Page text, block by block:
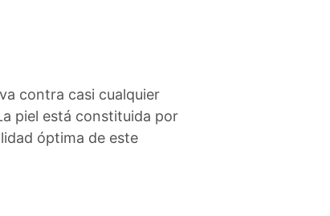
contra casi cualquier
piel está constituida por
óptima de este